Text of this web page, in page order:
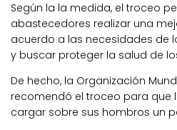
Según la la medida, el troceo
abastecedores realizar una
acuerdo a las necesidades de
y buscar proteger la salud de
De hecho, la Organización
recomendó el troceo para que
cargar sobre sus hombros un